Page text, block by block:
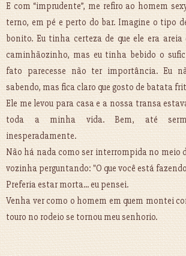
E com “imprudente”, me refiro ao homem
terno, em pé e perto do bar. Imagine o tipo
bonito. Eu tinha certeza de que ele era
caminhãozinho, mas eu tinha bebido o
fato parecesse não ter importância. Eu
sabendo, mas fica claro que gosto de batata
Ele me levou para casa e a nossa transa
toda a minha vida. Bem, até
inesperadamente.
Não há nada como ser interrompida no meio
vozinha perguntando: "O que você está
Preferia estar morta... eu pensei.
Venha ver como o homem em quem montei
touro no rodeio se tornou meu senhorio.